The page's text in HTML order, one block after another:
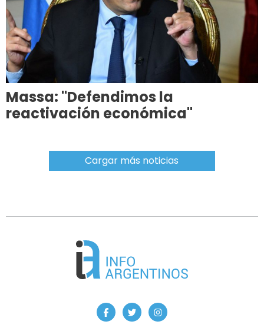
Massa: "Defendimos la
reactivación económica"
Cargar más noticias